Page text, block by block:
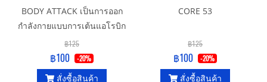
BODY ATTACK เป็นการออก
กำลังกายแบบการเต้นแอโรบิก
แต่จะมีความสนุกในการเต้น
มากกว่าเต้นแอโรบิกแบบปกติ
และท่าก็จะยากขึ้นมาอีก เหมาะ
฿125
฿100 -20%
สั่งซื้อสินค้า
CORE 53
฿125
฿100 -20%
สั่งซื้อสินค้า